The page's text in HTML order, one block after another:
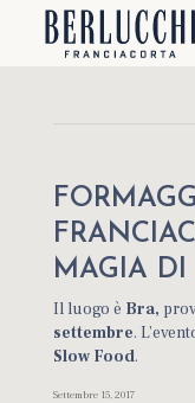
MAGIA
Il luogo è Bra,
settembre.
Slow Food.
Settembre 15, 2017